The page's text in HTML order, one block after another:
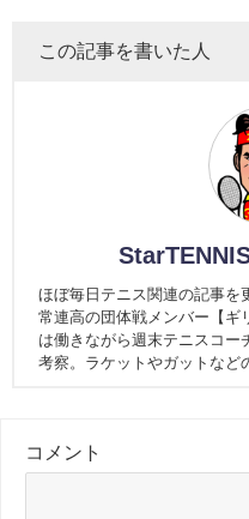
この記事を書いた人
ほぼ毎日テニス関連の記事を
常連高の団体戦メンバー【ギ
は働きながら週末テニスコー
考察。ラケットやガットなど
コメント